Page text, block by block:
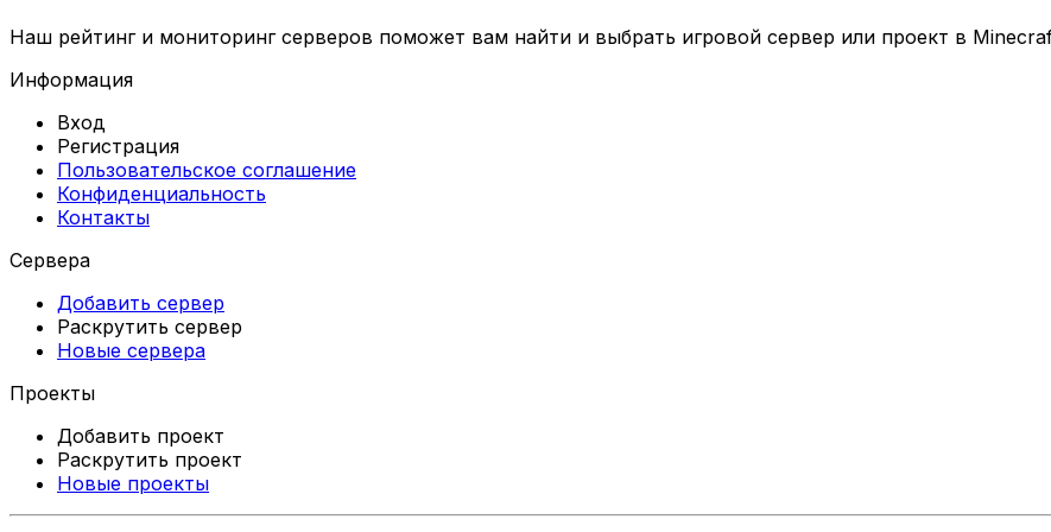
Наш рейтинг и мониторинг серверов поможет вам найти и выбрать игровой сервер или проект в
Информация
Вход
Регистрация
Пользовательское соглашение
Конфиденциальность
Контакты
Сервера
Добавить сервер
Раскрутить сервер
Новые сервера
Проекты
Добавить проект
Раскрутить проект
Новые проекты